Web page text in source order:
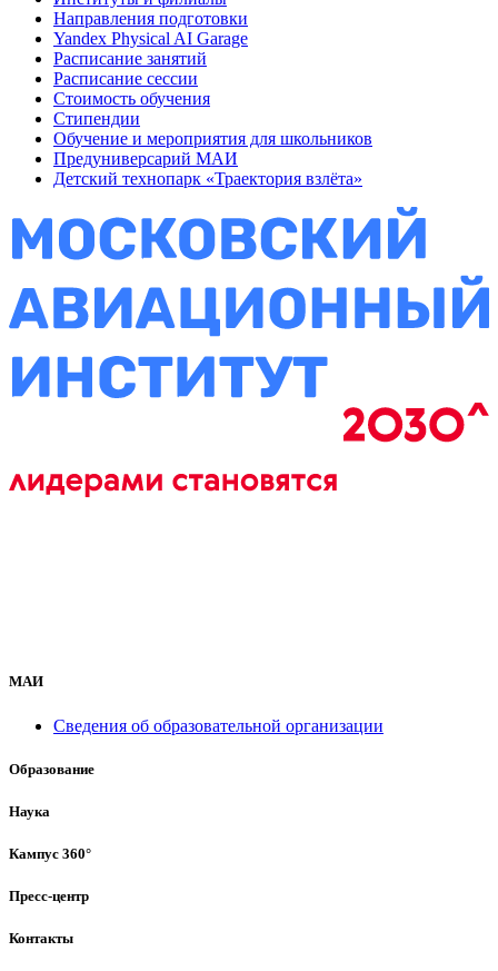
Направления подготовки
Yandex Physical AI Garage
Расписание занятий
Расписание сессии
Стоимость обучения
Стипендии
Обучение и мероприятия для школьников
Предуниверсарий МАИ
Детский технопарк «Траектория взлёта»
МАИ
Сведения об образовательной организации
Образование
Наука
Кампус 360°
Пресс-центр
Контакты